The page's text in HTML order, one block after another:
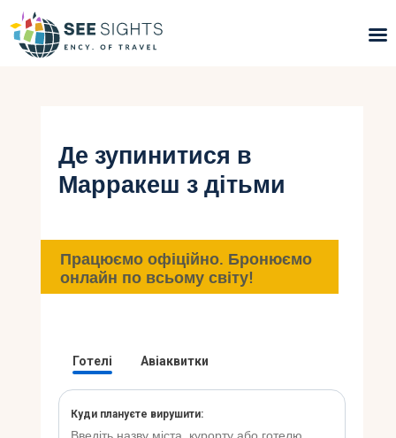
Гарячі тури
Типи Турів
Інфо
Контакти
Де зупинитися в
Марракеш з дітьми
Працюємо офіційно. Бронюємо
онлайн по всьому світу!